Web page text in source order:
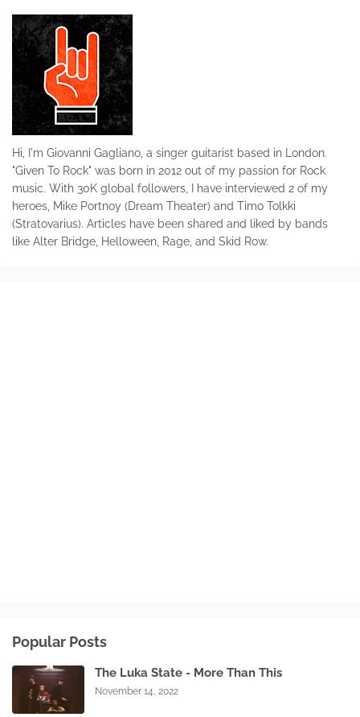
Hi, I'm Giovanni Gagliano, a singer guitarist based in London.
"Given To Rock" was born in 2012 out of my passion for Rock
music. With 30K global followers, I have interviewed 2 of my
heroes, Mike Portnoy (Dream Theater) and Timo Tolkki
(Stratovarius). Articles have been shared and liked by bands
like Alter Bridge, Helloween, Rage, and Skid Row.
Popular Posts
The Luka State - More Than This
November 14, 2022